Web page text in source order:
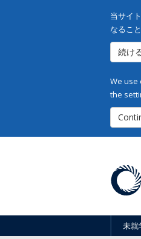
当サイ
なるこ
続け
We use
the
未就